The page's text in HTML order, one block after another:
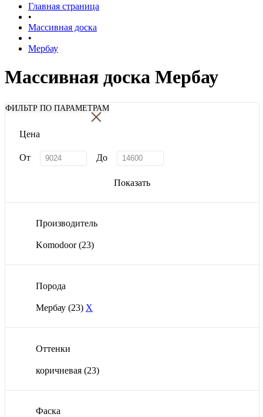
Главная страница
•
Массивная доска
•
Мербау
Массивная доска Мербау
ФИЛЬТР ПО ПАРАМЕТРАМ
×
Цена
От До
Показать
Производитель
Komodoor(23)
Порода
Мербау (23) X
Оттенки
коричневая (23)
Фаска